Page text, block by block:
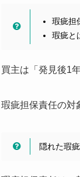
瑕疵担
瑕疵と
買主は「発見後1
瑕疵担保責任の対
隠れた瑕